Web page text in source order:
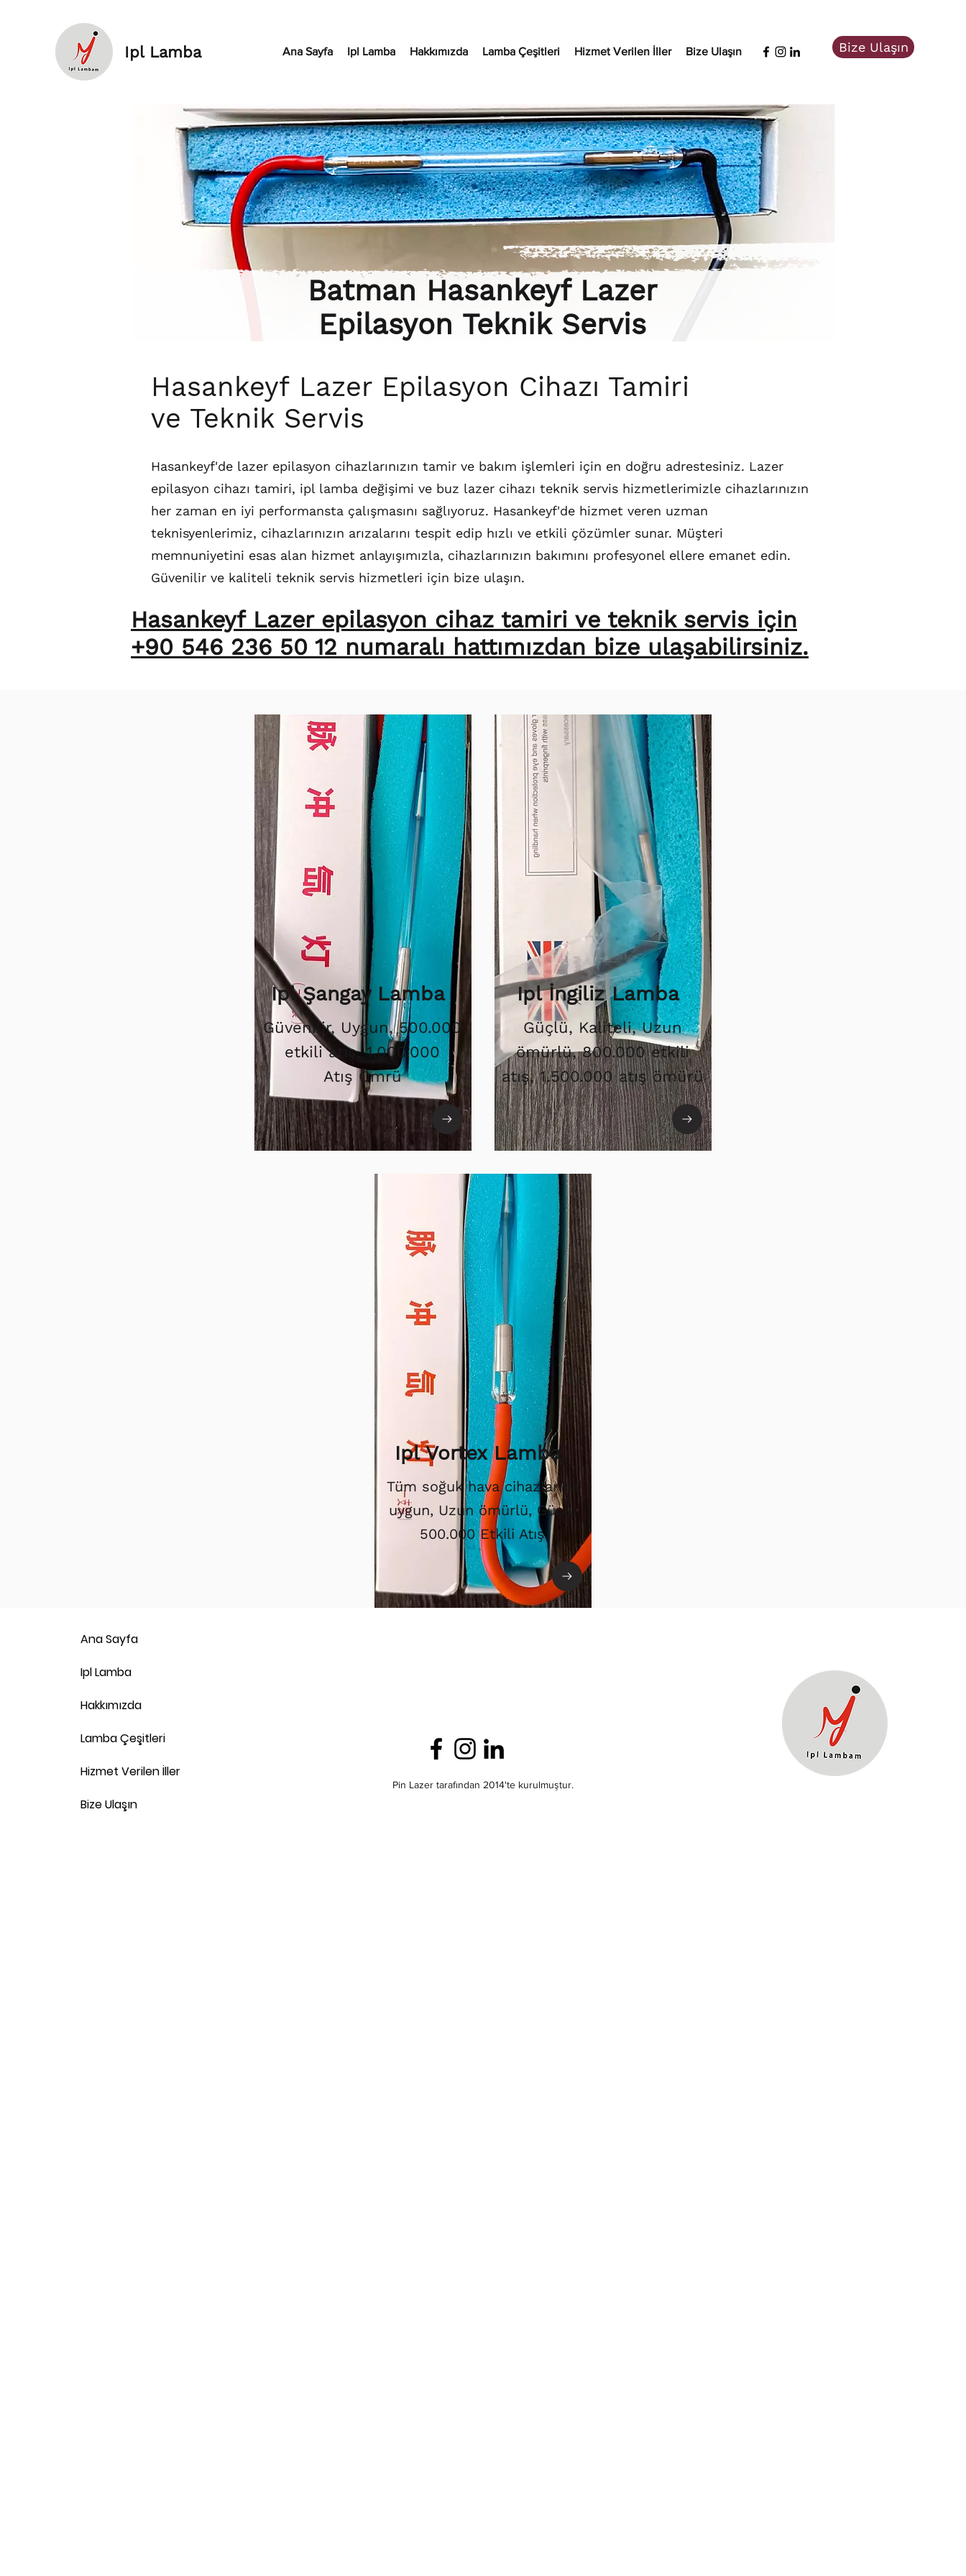
Ipl Lamba Ana Sayfa Ipl Lamba Hakkımızda Lamba Çeşitleri Hizmet Verilen İller Bize Ulaşın Bize Ulaşın
Batman Hasankeyf Lazer
Epilasyon Teknik Servis
Hasankeyf Lazer Epilasyon Cihazı Tamiri
ve Teknik Servis
Hasankeyf'de lazer epilasyon cihazlarınızın tamir ve bakım işlemleri için en doğru adrestesiniz. Lazer
epilasyon cihazı tamiri, ipl lamba değişimi ve buz lazer cihazı teknik servis hizmetlerimizle cihazlarınızın
her zaman en iyi performansta çalışmasını sağlıyoruz. Hasankeyf'de hizmet veren uzman
teknisyenlerimiz, cihazlarınızın arızalarını tespit edip hızlı ve etkili çözümler sunar. Müşteri
memnuniyetini esas alan hizmet anlayışımızla, cihazlarınızın bakımını profesyonel ellere emanet edin.
Güvenilir ve kaliteli teknik servis hizmetleri için bize ulaşın.
Hasankeyf Lazer epilasyon cihaz tamiri ve teknik servis için
+90 546 236 50 12 numaralı hattımızdan bize ulaşabilirsiniz.
Ipl Şangay Lamba
Güvenilir, Uygun, 500.000
etkili atış. 1.000.000
Atış Ömrü
Ipl İngiliz Lamba
Güçlü, Kaliteli, Uzun
ömürlü, 800.000 etkili
atış, 1.500.000 atış ömürü
Ipl Vortex Lamba
Tüm soğuk hava cihazlarına
uygun, Uzun ömürlü, Güçlü
500.000 Etkili Atış
Ana Sayfa
Ipl Lamba
Hakkımızda
Lamba Çeşitleri
Hizmet Verilen İller
Bize Ulaşın
Pin Lazer tarafından 2014'te kurulmuştur.